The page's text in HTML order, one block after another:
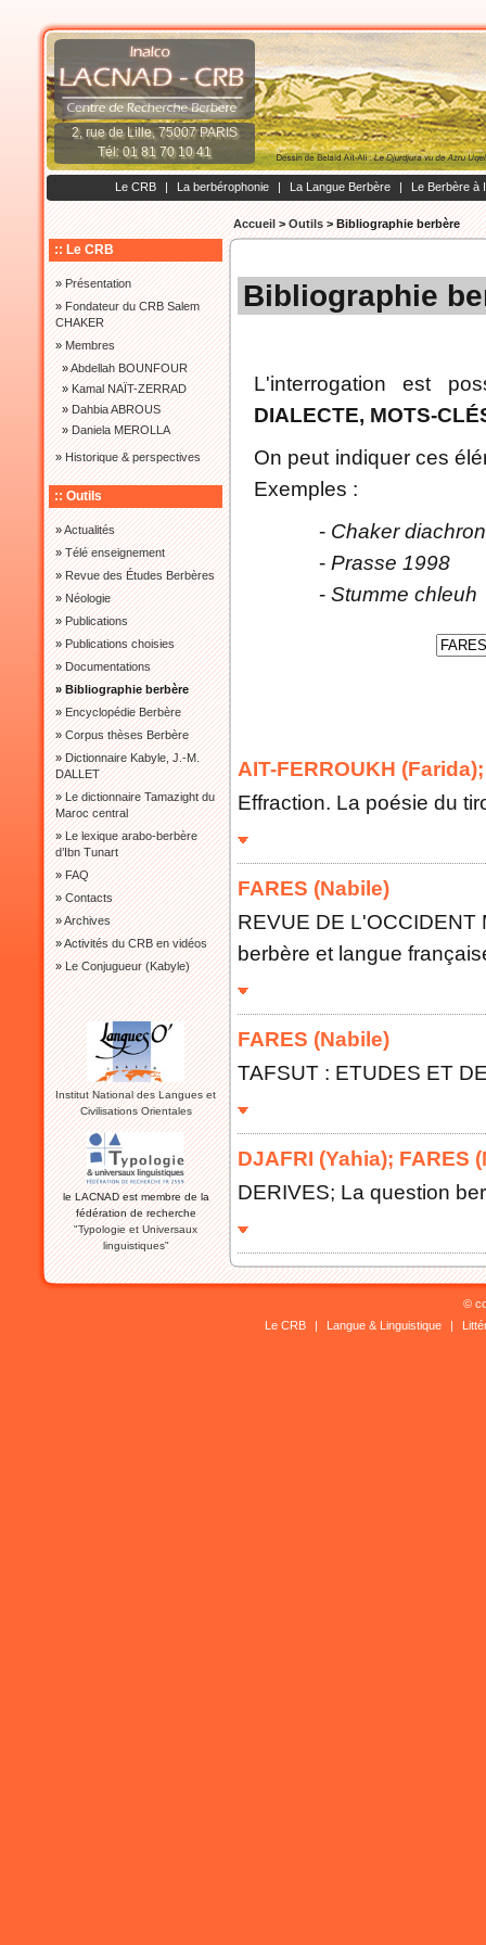
2, rue de Lille, 75007 PARIS
Tél: 01 81 70 10 41
Le CRB | La berbérophonie | La Langue Berbère | Le Berbère à
Accueil>Outils>Bibliographie berbère
:: Le CRB
»Présentation
»Fondateur du CRB Salem
CHAKER
»Membres
»Abdellah BOUNFOUR
»Kamal NAÏT-ZERRAD
»Dahbia ABROUS
»Daniela MEROLLA
»Historique & perspectives
:: Outils
»Actualités
»Télé enseignement
»Revue des Études Berbères
»Néologie
»Publications
»Publications choisies
»Documentations
» Bibliographie berbère
»Encyclopédie Berbère
»Corpus thèses Berbère
»Dictionnaire Kabyle, J.-M.
DALLET
»Le dictionnaire Tamazight du
Maroc central
»Le lexique arabo-berbère
d’Ibn Tunart
»FAQ
»Contacts
»Archives
»Activités du CRB en vidéos
»Le Conjugueur (Kabyle)
Institut National des Langues et
Civilisations Orientales
le LACNAD est membre de la
fédération de recherche
"Typologie et Universaux
linguistiques"
Bibliographie
L'interrogation est
DIALECTE, MOTS-
On peut indiquer ces
Exemples :
- Chaker
- Prasse 1998
- Stumme chleuh
AIT-FERROUKH (Farida)
Effraction. La poésie du
FARES (Nabile)
REVUE DE L'OCCIDENT
berbère et langue
FARES (Nabile)
TAFSUT : ETUDES ET
DJAFRI (Yahia); FARES
DERIVES; La question
©
Le CRB
| Langue & Linguistique |